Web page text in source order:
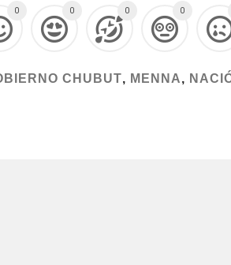
0 0 0 0
CHUBUT, MENNA,